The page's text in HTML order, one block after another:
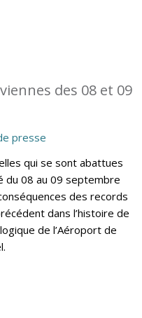
des 08 et 09
presse
qui se sont abattues
du 08 au 09 septembre
des records
dans l’histoire de
de l’Aéroport de